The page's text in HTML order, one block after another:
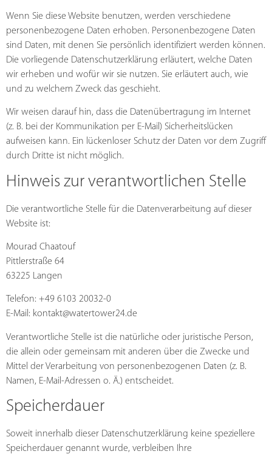
Wenn Sie diese Website benutzen, werden verschiedene
personenbezogene Daten erhoben. Personenbezogene Daten
sind Daten, mit denen Sie persönlich identifiziert werden können.
Die vorliegende Datenschutzerklärung erläutert, welche Daten
wir erheben und wofür wir sie nutzen. Sie erläutert auch, wie
und zu welchem Zweck das geschieht.
Wir weisen darauf hin, dass die Datenübertragung im Internet
(z. B. bei der Kommunikation per E-Mail) Sicherheitslücken
aufweisen kann. Ein lückenloser Schutz der Daten vor dem Zugriff
durch Dritte ist nicht möglich.
Hinweis zur verantwortlichen Stelle
Die verantwortliche Stelle für die Datenverarbeitung auf dieser
Website ist:
Mourad Chaatouf
Pittlerstraße 64
63225 Langen
Telefon: +49 6103 20032-0
E-Mail: kontakt@watertower24.de
Verantwortliche Stelle ist die natürliche oder juristische Person,
die allein oder gemeinsam mit anderen über die Zwecke und
Mittel der Verarbeitung von personenbezogenen Daten (z. B.
Namen, E-Mail-Adressen o. Ä.) entscheidet.
Speicherdauer
Soweit innerhalb dieser Datenschutzerklärung keine speziellere
Speicherdauer genannt wurde, verbleiben Ihre